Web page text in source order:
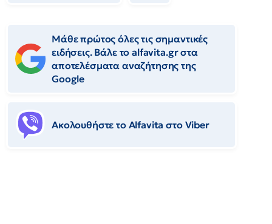
Μάθε πρώτος όλες τις σημαντικές
ειδήσεις. Βάλε το alfavita.gr στα
αποτελέσματα αναζήτησης της
Google
Ακολουθήστε το Αlfavita στο Viber